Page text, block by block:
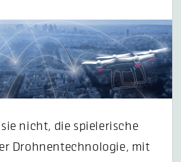
nicht, die spielerische
Drohnentechnologie, mit